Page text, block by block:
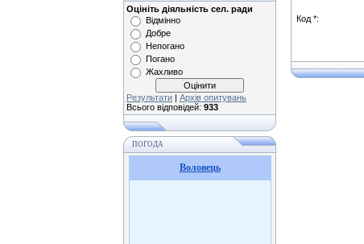
Оцініть діяльність сел. ради
Відмінно
Добре
Непогано
Погано
Жахливо
Результати | Архів опитувань
Всього відповідей: 933
ПОГОДА
Воловець
Код *: